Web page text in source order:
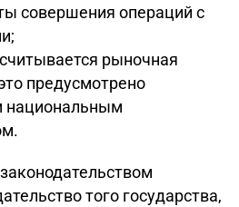
совершения операций с
рыночная
предусмотрено
национальным
того государства,